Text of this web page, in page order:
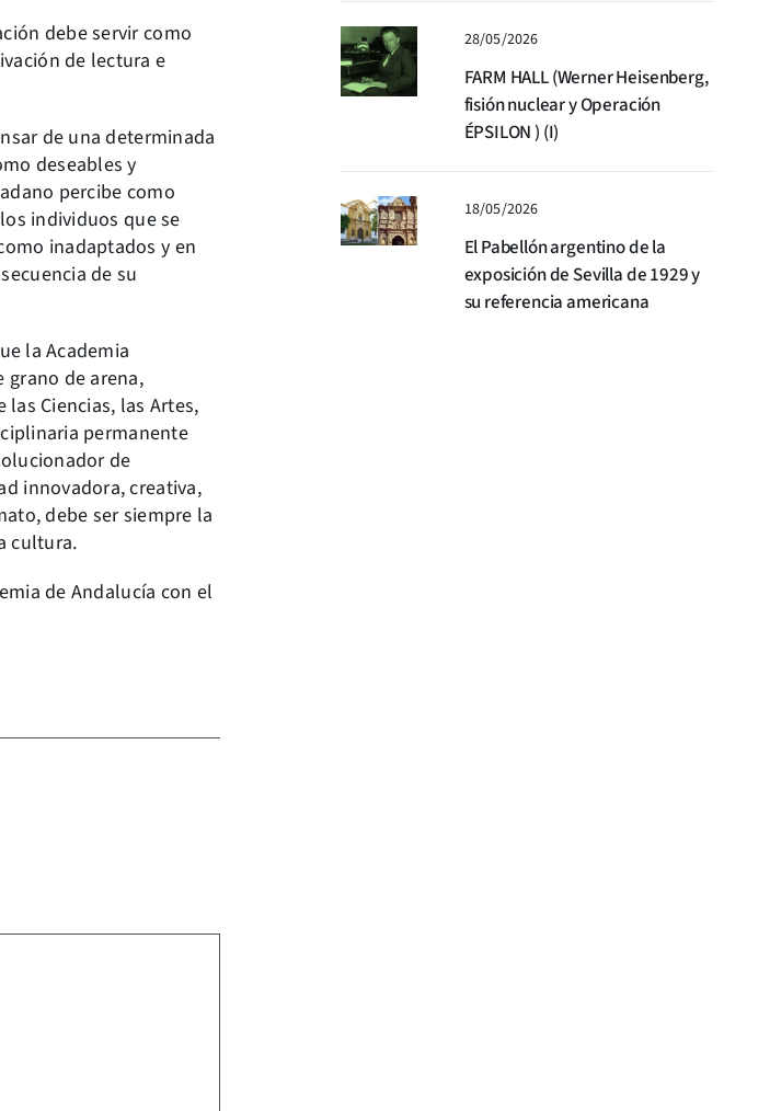
debe servir como
de lectura e
de una determinada
deseables y
percibe como
individuos que se
inadaptados y en
de su
la Academia
grano de arena,
Ciencias, las Artes,
permanente
de
innovadora, creativa,
debe ser siempre la
cultura.
de Andalucía con el
28/05/2026
FARM HALL (Werner Heisenberg,
fisión nuclear y Operación
ÉPSILON ) (I)
18/05/2026
El Pabellón argentino de la
exposición de Sevilla de 1929 y
su referencia americana